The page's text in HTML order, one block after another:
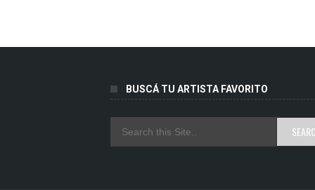
BUSCÁ TU ARTISTA FAVORITO